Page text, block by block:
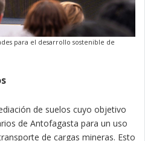
para el desarrollo sostenible de
de suelos cuyo objetivo
de Antofagasta para un uso
de cargas mineras. Esto